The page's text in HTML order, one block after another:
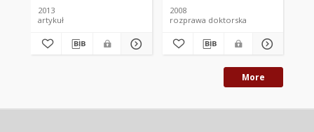
2013
artykuł
2008
rozprawa doktorska
More